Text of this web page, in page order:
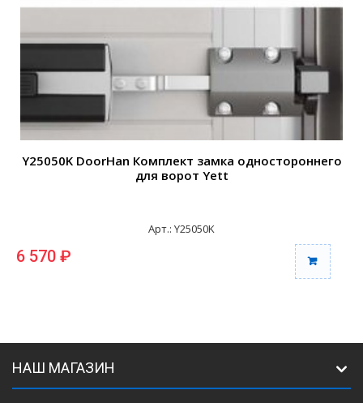
Y25050K DoorHan Комплект замка одностороннего
для ворот Yett
Арт.: Y25050K
6 570 ₽
НАШ МАГАЗИН